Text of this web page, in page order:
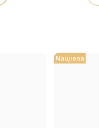
Naujiena